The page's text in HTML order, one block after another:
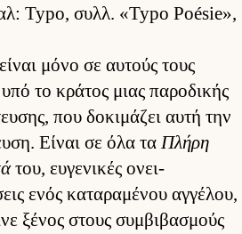
Typo, συλλ. «Typo Poésie»,
μόνο σε αυ­τούς τους
υπό το κράτος μιας παροδικής
που δοκιμάζει αυτή την
Εί­ναι σε όλα ταΠλήρη
του, ευ­γενικές ονει­
ενός καταραμένου αγ­γέλου,
ξένος στους συμ­βιβασμούς